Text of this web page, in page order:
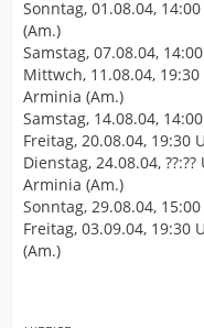
Sonntag, 01.08.04,
(Am.)
Samstag, 07.08.04,
Mittwch, 11.08.04,
Arminia (Am.)
Samstag, 14.08.04,
Freitag, 20.08.04, 19:30
Dienstag, 24.08.04,
Arminia (Am.)
Sonntag, 29.08.04,
Freitag, 03.09.04, 19:30
(Am.)